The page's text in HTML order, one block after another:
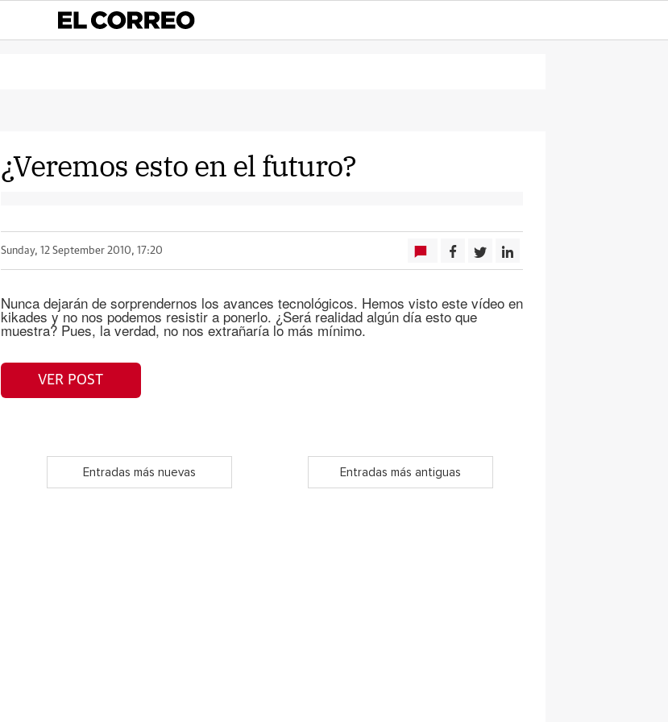
¿Veremos esto en el futuro?
Sunday, 12 September 2010, 17:20
Nunca dejarán de sorprendernos los avances tecnológicos. Hemos visto este vídeo en
kikades y no nos podemos resistir a ponerlo. ¿Será realidad algún día esto que
muestra? Pues, la verdad, no nos extrañaría lo más mínimo.
VER POST
Entradas más nuevas Entradas más antiguas